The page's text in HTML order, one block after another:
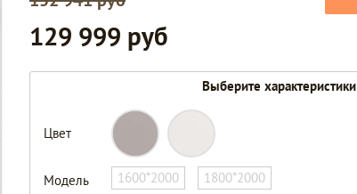
129 999 руб
Выберите характеристики
Цвет
Модель 1600*2000 1800*2000